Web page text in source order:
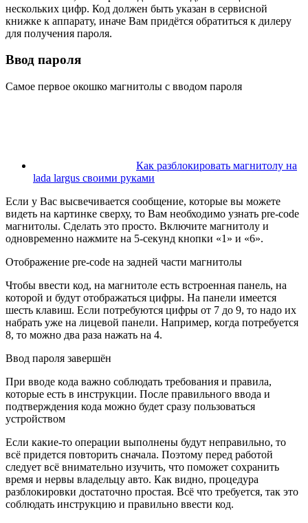
нескольких цифр. Код должен быть указан в сервисной
книжке к аппарату, иначе Вам придётся обратиться к дилеру
для получения пароля.
Ввод пароля
Самое первое окошко магнитолы с вводом пароля
Как разблокировать магнитолу на
lada largus своими руками
Если у Вас высвечивается сообщение, которые вы можете
видеть на картинке сверху, то Вам необходимо узнать pre-code
магнитолы. Сделать это просто. Включите магнитолу и
одновременно нажмите на 5-секунд кнопки «1» и «6».
Отображение pre-code на задней части магнитолы
Чтобы ввести код, на магнитоле есть встроенная панель, на
которой и будут отображаться цифры. На панели имеется
шесть клавиш. Если потребуются цифры от 7 до 9, то надо их
набрать уже на лицевой панели. Например, когда потребуется
8, то можно два раза нажать на 4.
Ввод пароля завершён
При вводе кода важно соблюдать требования и правила,
которые есть в инструкции. После правильного ввода и
подтверждения кода можно будет сразу пользоваться
устройством
Если какие-то операции выполнены будут неправильно, то
всё придется повторить сначала. Поэтому перед работой
следует всё внимательно изучить, что поможет сохранить
время и нервы владельцу авто. Как видно, процедура
разблокировки достаточно простая. Всё что требуется, так это
соблюдать инструкцию и правильно ввести код.